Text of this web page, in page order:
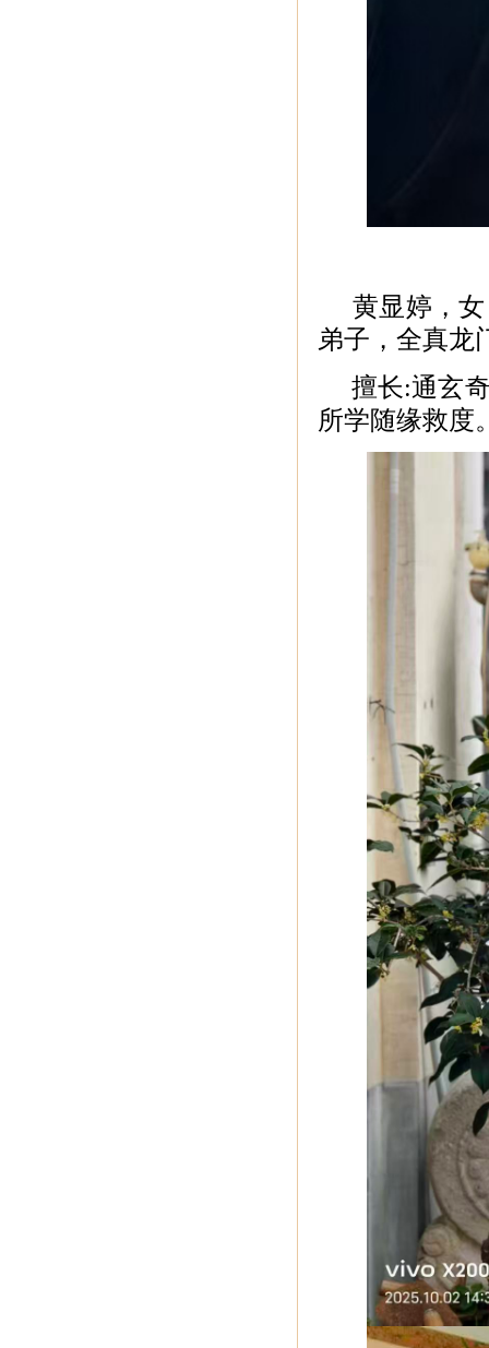
黄显婷，女
弟子，全真龙
擅长:通玄
所学随缘救度